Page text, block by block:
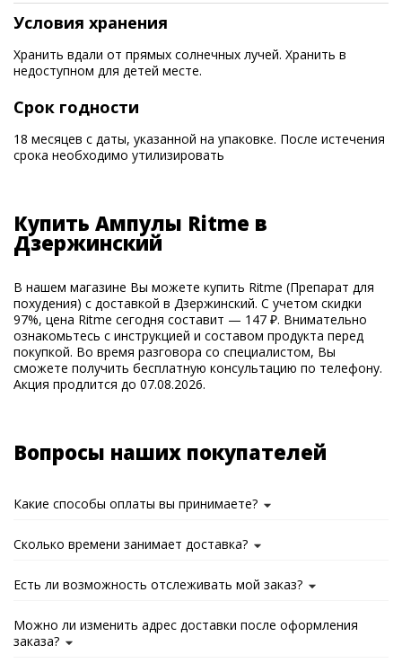
Условия хранения
Хранить вдали от прямых солнечных лучей. Хранить в
недоступном для детей месте.
Срок годности
18 месяцев с даты, указанной на упаковке. После истечения
срока необходимо утилизировать
Купить Ампулы Ritme в
Дзержинский
В нашем магазине Вы можете купить Ritme (Препарат для
похудения) с доставкой в Дзержинский. С учетом скидки
97%, цена Ritme сегодня составит — 147 ₽. Внимательно
ознакомьтесь с инструкцией и составом продукта перед
покупкой. Во время разговора со специалистом, Вы
сможете получить бесплатную консультацию по телефону.
Акция продлится до 07.08.2026.
Вопросы наших покупателей
Какие способы оплаты вы принимаете?
Сколько времени занимает доставка?
Есть ли возможность отслеживать мой заказ?
Можно ли изменить адрес доставки после оформления
заказа?